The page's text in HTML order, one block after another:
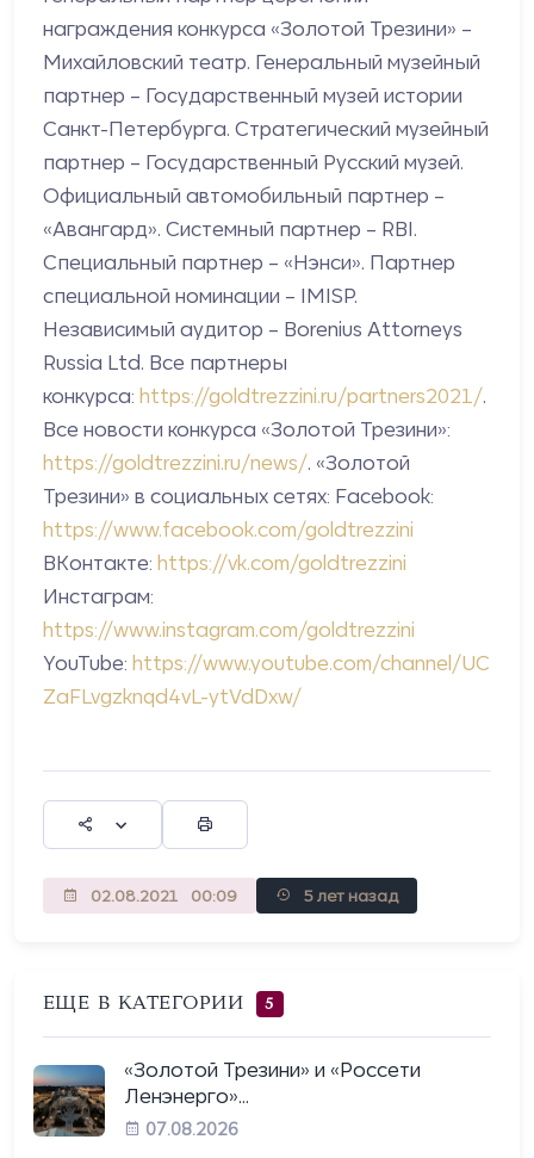
награждения конкурса «Золотой Трезини» –
Михайловский театр. Генеральный музейный
партнер – Государственный музей истории
Санкт-Петербурга. Стратегический музейный
партнер – Государственный Русский музей.
Официальный автомобильный партнер –
«Авангард». Системный партнер – RBI.
Специальный партнер – «Нэнси». Партнер
специальной номинации – IMISP.
Независимый аудитор – Borenius Attorneys
Russia Ltd. Все партнеры
конкурса: https://goldtrezzini.ru/partners2021/.
Все новости конкурса «Золотой Трезини»:
https://goldtrezzini.ru/news/. «Золотой
Трезини» в социальных сетях: Facebook:
https://www.facebook.com/goldtrezzini
ВКонтакте: https://vk.com/goldtrezzini
Инстаграм:
https://www.instagram.com/goldtrezzini
YouTube: https://www.youtube.com/channel/UC
ZaFLvgzknqd4vL-ytVdDxw/
02.08.2021 00:09 5 лет назад
ЕЩЕ В КАТЕГОРИИ 5
«Золотой Трезини» и «Россети
Ленэнерго»...
07.08.2026